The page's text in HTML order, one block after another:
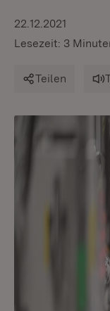
22.12.2021
Lesezeit: 3
Teilen